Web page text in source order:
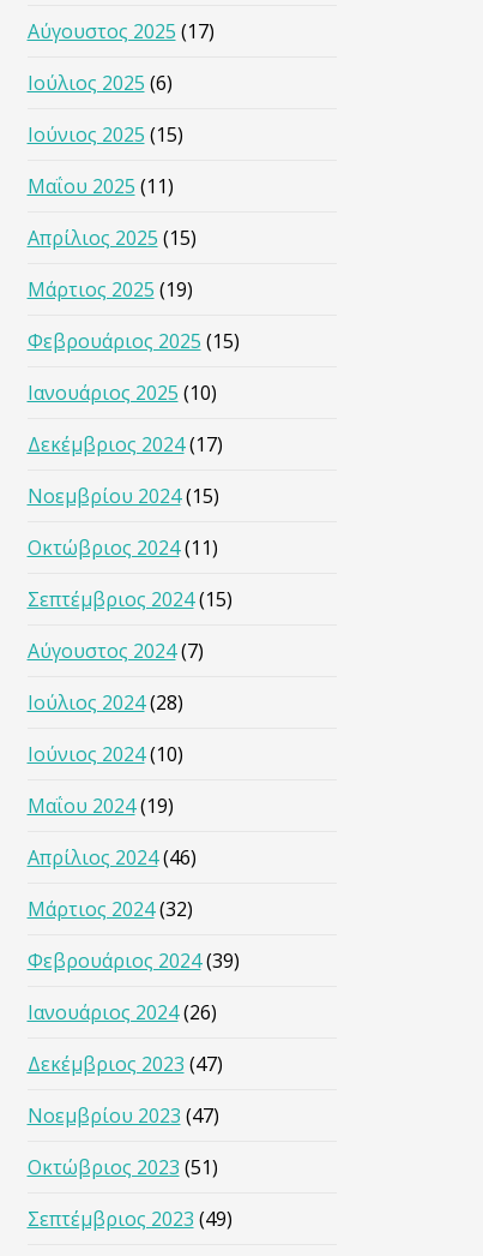
Αύγουστος 2025 (17)
Ιούλιος 2025 (6)
Ιούνιος 2025 (15)
Μαΐου 2025 (11)
Απρίλιος 2025 (15)
Μάρτιος 2025 (19)
Φεβρουάριος 2025 (15)
Ιανουάριος 2025 (10)
Δεκέμβριος 2024(17)
Νοεμβρίου 2024(15)
Οκτώβριος 2024(11)
Σεπτέμβριος 2024(15)
Αύγουστος 2024(7)
Ιούλιος 2024(28)
Ιούνιος 2024(10)
Μαΐου 2024(19)
Απρίλιος 2024(46)
Μάρτιος 2024(32)
Φεβρουάριος 2024(39)
Ιανουάριος 2024(26)
Δεκέμβριος 2023 (47)
Νοεμβρίου 2023 (47)
Οκτώβριος 2023 (51)
Σεπτέμβριος 2023 (49)